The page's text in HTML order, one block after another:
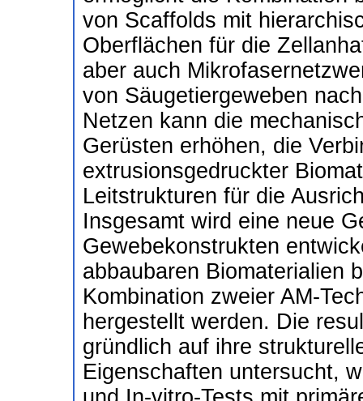
von Scaffolds mit
Oberflächen für die
aber auch
von Säugetiergeweben
Netzen kann die
Gerüsten erhöhen, die
extrusionsgedruckter
Leitstrukturen für die
Insgesamt wird eine neue
Gewebekonstrukten
abbaubaren Biomaterialien
Kombination zweier AM-
hergestellt werden. Die
gründlich auf ihre
Eigenschaften untersucht,